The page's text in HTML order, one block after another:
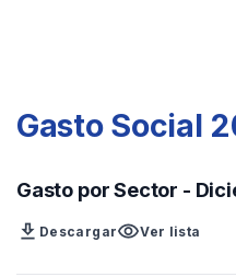
Gasto Social
Gasto por Sector -
download DescargarvisibilityVer lista